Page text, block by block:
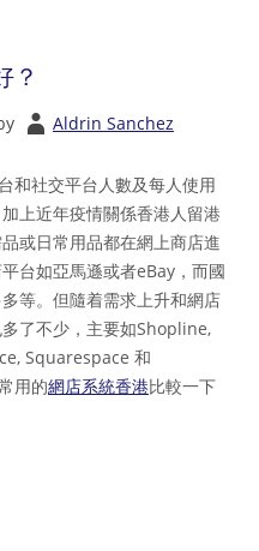
？
Aldrin Sanchez
和社交平台人數及每人使用
上近年疫情關係香港人留港
或日常用品都在網上商店進
台如亞馬遜或者eBay，而國
等。但隨着需求上升和網店
了不少，主要如Shopline,
Squarespace 和
用的網店系統香港比較一下